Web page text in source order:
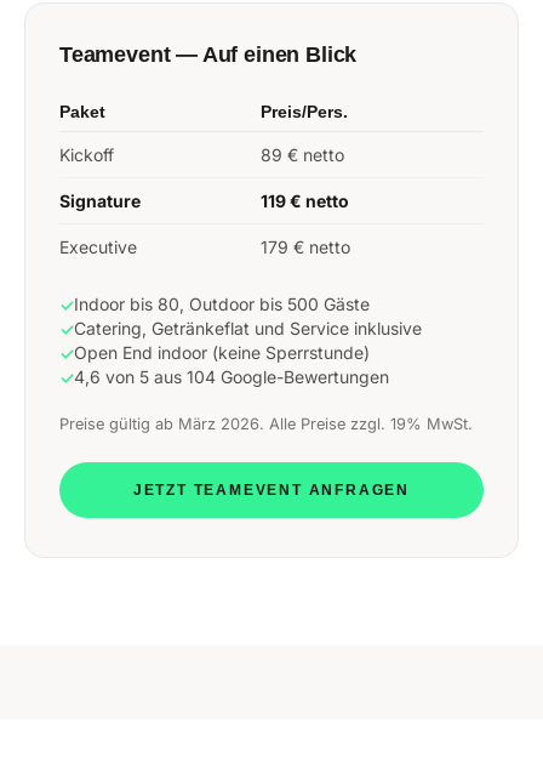
Teamevent — Auf einen Blick
Paket Preis/Pers.
Kickoff 89 € netto
Signature 119 € netto
Executive 179 € netto
✓Indoor bis 80, Outdoor bis 500 Gäste
✓Catering, Getränkeflat und Service inklusive
✓Open End indoor (keine Sperrstunde)
✓4,6 von 5 aus 104 Google-Bewertungen
Preise gültig ab März 2026. Alle Preise zzgl. 19% MwSt.
JETZT TEAMEVENT ANFRAGEN